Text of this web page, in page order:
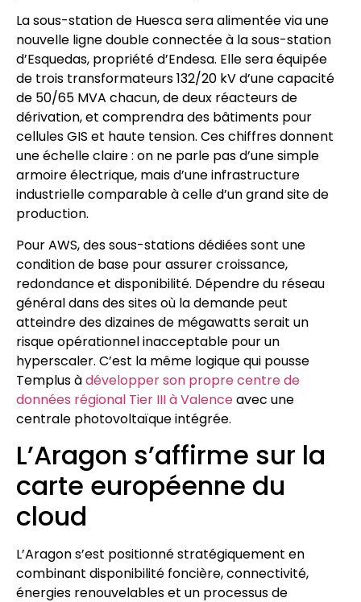
La sous-station de Huesca sera alimentée via une
nouvelle ligne double connectée à la sous-station
d’Esquedas, propriété d’Endesa. Elle sera équipée
de trois transformateurs 132/20 kV d’une capacité
de 50/65 MVA chacun, de deux réacteurs de
dérivation, et comprendra des bâtiments pour
cellules GIS et haute tension. Ces chiffres donnent
une échelle claire : on ne parle pas d’une simple
armoire électrique, mais d’une infrastructure
industrielle comparable à celle d’un grand site de
production.
Pour AWS, des sous-stations dédiées sont une
condition de base pour assurer croissance,
redondance et disponibilité. Dépendre du réseau
général dans des sites où la demande peut
atteindre des dizaines de mégawatts serait un
risque opérationnel inacceptable pour un
hyperscaler. C’est la même logique qui pousse
Templus àdévelopper son propre centre de
données régional Tier III à Valenceavec une
centrale photovoltaïque intégrée.
L’Aragon s’affirme sur la
carte européenne du
cloud
L’Aragon s’est positionné stratégiquement en
combinant disponibilité foncière, connectivité,
énergies renouvelables et un processus de